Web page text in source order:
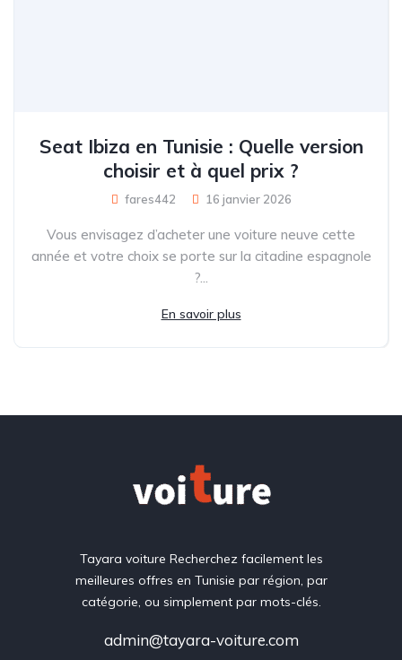
Seat Ibiza en Tunisie : Quelle version
choisir et à quel prix ?
fares442 16 janvier 2026
Vous envisagez d’acheter une voiture neuve cette
année et votre choix se porte sur la citadine espagnole
?...
En savoir plus
Tayara voiture Recherchez facilement les
meilleures offres en Tunisie par région, par
catégorie, ou simplement par mots-clés.
admin@tayara-voiture.com